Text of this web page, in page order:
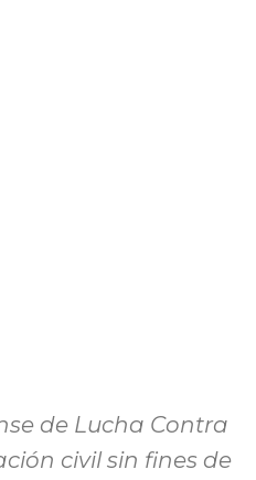
de Lucha Contra
civil sin fines de